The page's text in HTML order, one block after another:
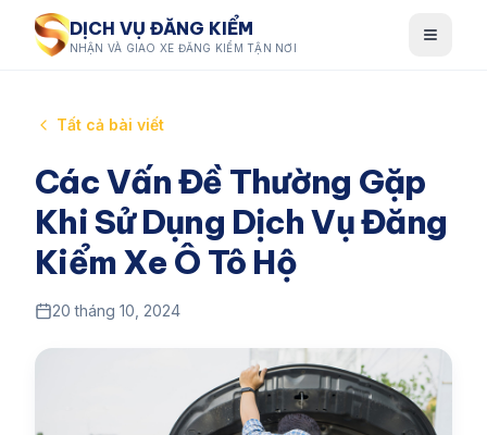
DỊCH VỤ ĐĂNG KIỂM
NHẬN VÀ GIAO XE ĐĂNG KIỂM TẬN NƠI
Tất cả bài viết
Các Vấn Đề Thường Gặp
Khi Sử Dụng Dịch Vụ Đăng
Kiểm Xe Ô Tô Hộ
20 tháng 10, 2024